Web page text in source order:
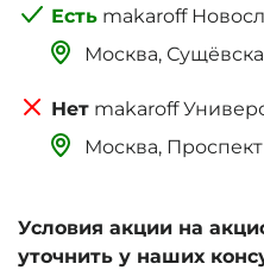
makaroff
Москва,
makaroff
Москва,
Условия акции на
уточнить у наших